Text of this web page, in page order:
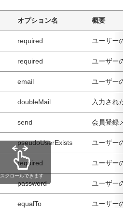
オプション名 概要
required ユーザーの
required ユーザーの
email ユーザーの
doubleMail 入力された
send 会員登録メ
pseudoUserExists ユーザーの
required ユーザーの
password ユーザーの
equalTo ユーザーの
スクロールできます